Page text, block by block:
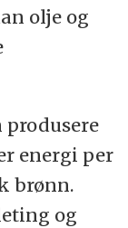
olje og
energi per
brønn.
og